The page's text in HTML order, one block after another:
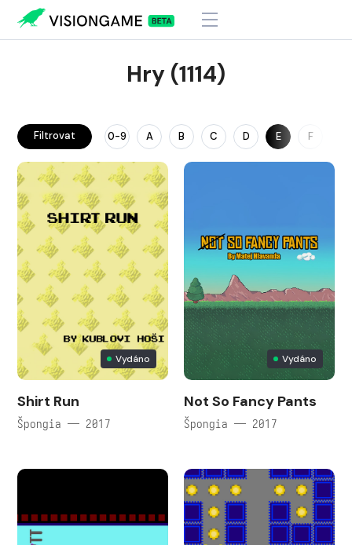
Hry (1114)
Filtrovat 0-9 A B C D E F
Vydáno
Shirt Run
Špongia — 2017
Vydáno
Not So Fancy Pants
Špongia — 2017